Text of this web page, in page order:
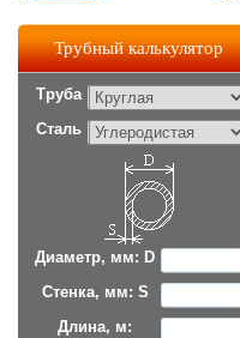
Трубный калькулятор
Труба
Сталь
Диаметр, мм: D
Стенка, мм: S
Длина, м: